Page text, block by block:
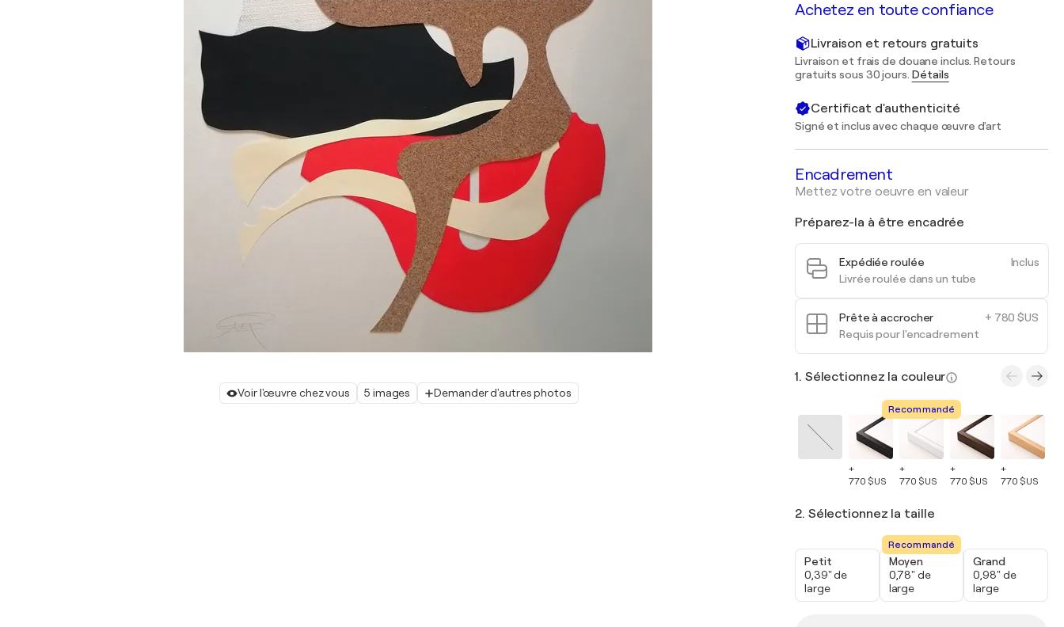
Voir l'œuvre chez vous 5 images Demander d'autres photos
Achetez en toute confiance
Livraison et retours gratuits
Livraison et frais de douane inclus. Retours
gratuits sous 30 jours. Détails
Certificat d'authenticité
Signé et inclus avec chaque œuvre d'art
Encadrement
Mettez votre oeuvre en valeur
Préparez-la à être encadrée
Inclus
Expédiée roulée
Livrée roulée dans un tube
+ 780 $US
Prête à accrocher
Requis pour l'encadrement
1. Sélectionnez la couleur
+
770 $US
Recommandé
+
770 $US
+
770 $US
+
770 $US
2. Sélectionnez la taille
Petit
0,39" de
large
Recommandé
Moyen
0,78" de
large
Grand
0,98" de
large